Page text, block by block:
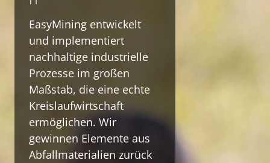
EasyMining entwickelt
und implementiert
nachhaltige industrielle
Prozesse im großen
Maßstab, die eine echte
Kreislaufwirtschaft
ermöglichen. Wir
gewinnen Elemente aus
Abfallmaterialien zurück